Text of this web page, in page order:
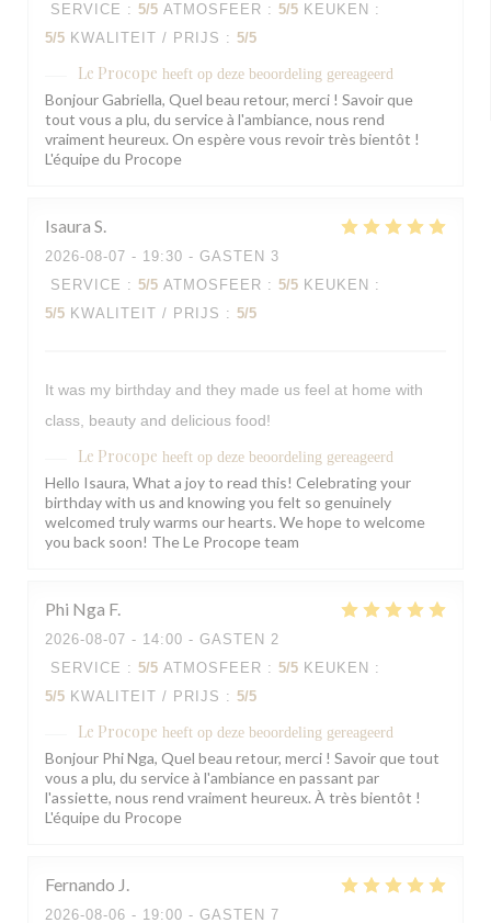
SERVICE : 5/5 ATMOSFEER : 5/5 KEUKEN :
5/5 KWALITEIT / PRIJS : 5/5
Le Procope heeft op deze beoordeling gereageerd
Bonjour Gabriella, Quel beau retour, merci ! Savoir que
tout vous a plu, du service à l'ambiance, nous rend
vraiment heureux. On espère vous revoir très bientôt !
L'équipe du Procope
Isaura S
2026-08-07 - 19:30 - GASTEN 3
SERVICE : 5/5 ATMOSFEER : 5/5 KEUKEN :
5/5 KWALITEIT / PRIJS : 5/5
It was my birthday and they made us feel at home with
class, beauty and delicious food!
Le Procope heeft op deze beoordeling gereageerd
Hello Isaura, What a joy to read this! Celebrating your
birthday with us and knowing you felt so genuinely
welcomed truly warms our hearts. We hope to welcome
you back soon! The Le Procope team
Phi Nga F
2026-08-07 - 14:00 - GASTEN 2
SERVICE : 5/5 ATMOSFEER : 5/5 KEUKEN :
5/5 KWALITEIT / PRIJS : 5/5
Le Procope heeft op deze beoordeling gereageerd
Bonjour Phi Nga, Quel beau retour, merci ! Savoir que tout
vous a plu, du service à l'ambiance en passant par
l'assiette, nous rend vraiment heureux. À très bientôt !
L'équipe du Procope
Fernando J
2026-08-06 - 19:00 - GASTEN 7